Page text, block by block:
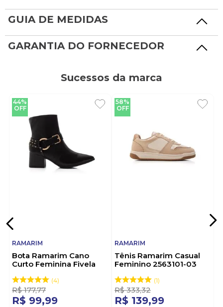
GUIA DE MEDIDAS
GARANTIA DO FORNECEDOR
Sucessos da marca
44%
OFF
RAMARIM
Bota Ramarim Cano
Curto Feminina Fivela
4
R$ 177,77
R$ 99,99
58%
OFF
RAMARIM
Tênis Ramarim Casual
Feminino 2563101-03
1
R$ 333,32
R$ 139,99